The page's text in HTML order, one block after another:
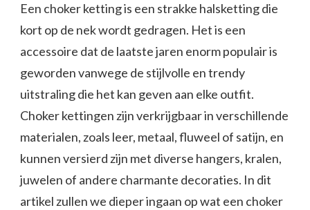
Een choker ketting is een strakke halsketting die
kort op de nek wordt gedragen. Het is een
accessoire dat de laatste jaren enorm populair is
geworden vanwege de stijlvolle en trendy
uitstraling die het kan geven aan elke outfit.
Choker kettingen zijn verkrijgbaar in verschillende
materialen, zoals leer, metaal, fluweel of satijn, en
kunnen versierd zijn met diverse hangers, kralen,
juwelen of andere charmante decoraties. In dit
artikel zullen we dieper ingaan op wat een choker